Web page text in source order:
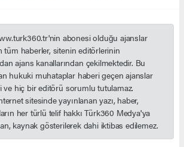
abonesi olduğu ajanslar
tüm haberler, sitenin editörlerinin
ajans kanallarından çekilmektedir. Bu
hukuki muhataplar haberi geçen ajanslar
ve hiç bir editörü sorumlu tutulamaz.
sitesinde yayınlanan yazı, haber,
her türlü telif hakkı Türk360 Medya'ya
kaynak gösterilerek dahi iktibas edilemez.